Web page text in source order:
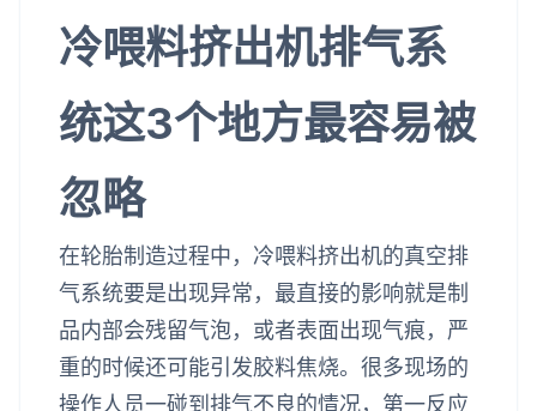
冷喂料挤出机排气系
统这3个地方最容易被
忽略
在轮胎制造过程中，冷喂料挤出机的真空排
气系统要是出现异常，最直接的影响就是制
品内部会残留气泡，或者表面出现气痕，严
重的时候还可能引发胶料焦烧。很多现场的
操作人员一碰到排气不良的情况，第一反应